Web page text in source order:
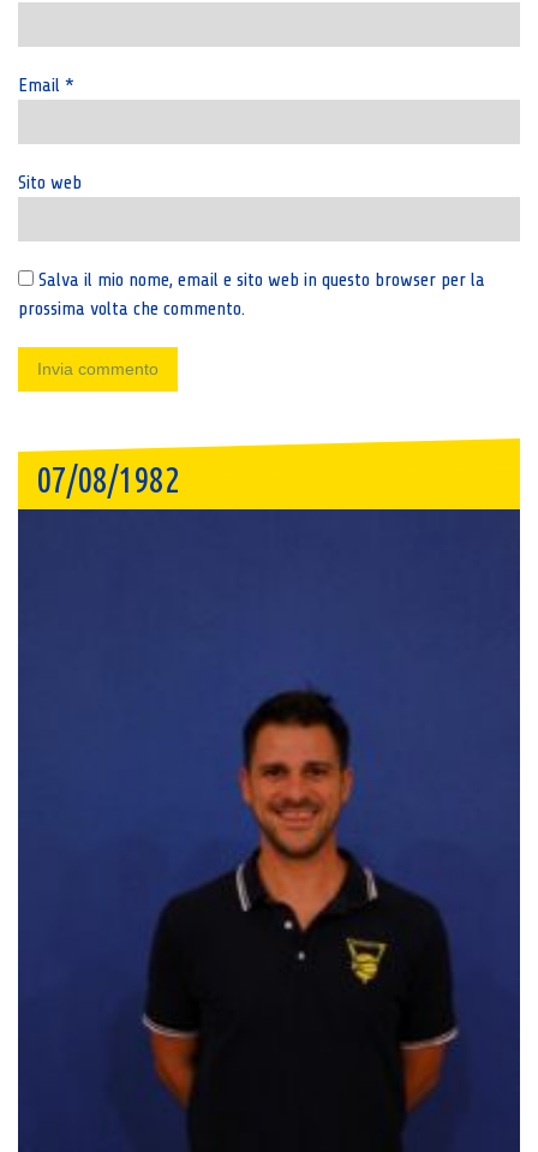
Email *
Sito web
Salva il mio nome, email e sito web in questo browser per la
prossima volta che commento.
07/08/1982